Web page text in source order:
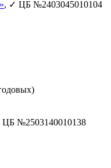
, ✓ ЦБ №2403045010104
№2503140010138